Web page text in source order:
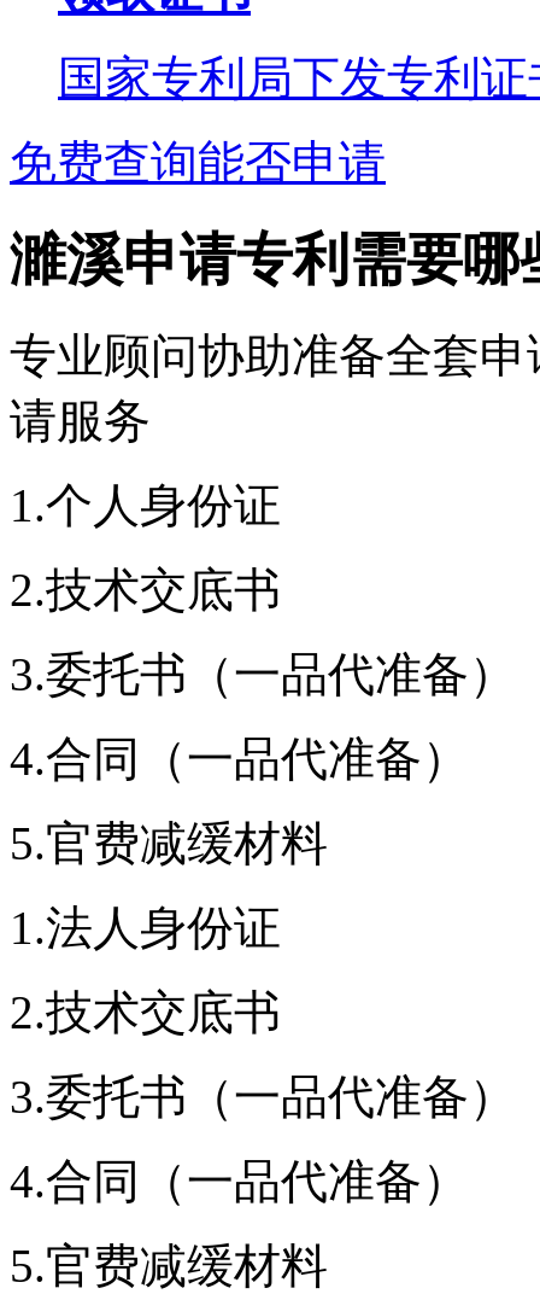
国家专利局下发专利证
免费查询能否申请
濉溪申请专利需要哪
专业顾问协助准备全套
请服务
1.个人身份证
2.技术交底书
3.委托书（一品代准备）
4.合同（一品代准备）
5.官费减缓材料
1.法人身份证
2.技术交底书
3.委托书（一品代准备）
4.合同（一品代准备）
5.官费减缓材料